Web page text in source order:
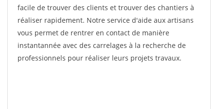
facile de trouver des clients et trouver des chantiers à
réaliser rapidement. Notre service d'aide aux artisans
vous permet de rentrer en contact de manière
instantannée avec des carrelages à la recherche de
professionnels pour réaliser leurs projets travaux.